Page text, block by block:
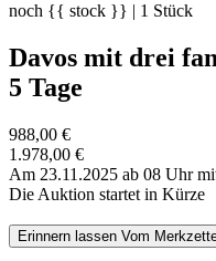
noch {{ stock }} | 1 Stück
Davos mit drei
5 Tage
988,00 €
1.978,00 €
Am 23.11.2025 ab 08 Uhr
Die Auktion startet in Kürze
Erinnern lassen Vom